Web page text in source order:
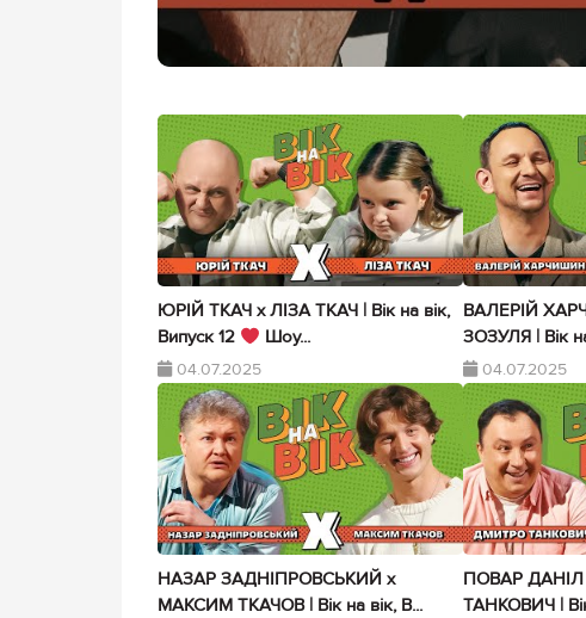
ЮРІЙ ТКАЧ х ЛІЗА ТКАЧ | Вік на вік,
Випуск 12
Шоу...
04.07.2025
ВАЛЕРІЙ
ЗОЗУЛЯ | Вік
04.07.2025
НАЗАР ЗАДНІПРОВСЬКИЙ х
МАКСИМ ТКАЧОВ | Вік на вік, В...
ПОВАР
ТАНКОВИЧ |